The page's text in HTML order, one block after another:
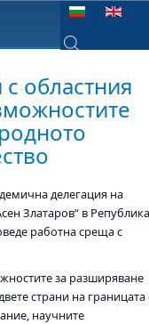
Изберете език
областния
делегация на
Златаров“ в
работна среща с
за разширяване
страни на границата
научните